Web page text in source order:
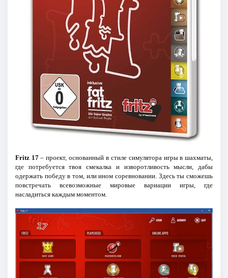
Fritz 17– проект, основанный в стиле симулятора игры в шахматы,
где потребуется твоя смекалка и изворотливость мысли, дабы
одержать победу в том, или ином соревновании. Здесь ты сможешь
повстречать всевозможные мировые вариации игры, где
насладиться каждым моментом.